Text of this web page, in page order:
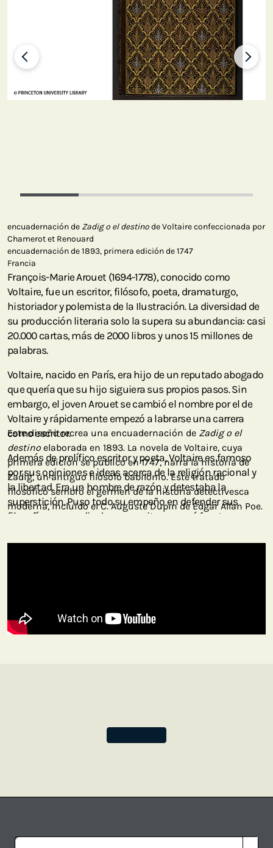
encuadernación de Zadig o el destinode Voltaire confeccionada por
Chamerot et Renouard
encuadernación de 1893, primera edición de 1747
Francia
François-Marie Arouet (1694-1778), conocido como
Voltaire, fue un escritor, filósofo, poeta, dramaturgo,
historiador y polemista de la Ilustración. La diversidad de
su producción literaria solo la supera su abundancia: casi
20.000 cartas, más de 2000 libros y unos 15 millones de
palabras.
Voltaire, nacido en París, era hijo de un reputado abogado
que quería que su hijo siguiera sus propios pasos. Sin
embargo, el joven Arouet se cambió el nombre por el de
Voltaire y rápidamente empezó a labrarse una carrera
como escritor.
Además de prolífico escritor y poeta, Voltaire es famoso
por sus opiniones e ideas acerca de la religión racional y
la libertad. Era un hombre de razón y detestaba la
superstición. Puso todo su empeño en defender sus
filosofías por medio de sus escritos y cruzó fronteras y
Chamerot et Renouard en París. La novela cuenta la
historia de un filósofo de la antigua Babilonia llamado
Este diseño recrea una encuadernación de Zadig o el
destino elaborada en 1893. La novela de Voltaire, cuya
primera edición se publicó en 1747, narra la historia de
Zadig, un antiguo filósofo babilonio. Este tratado
filosófico sembró el germen de la historia detectivesca
moderna, incluido el C. Auguste Dupin de Edgar Allan Poe.